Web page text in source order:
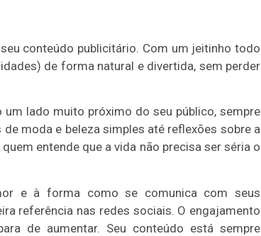
conteúdo publicitário. Com um jeitinho todo
de forma natural e divertida, sem perder
lado muito próximo do seu público, sempre
moda e beleza simples até reflexões sobre a
entende que a vida não precisa ser séria o
e à forma como se comunica com seus
referência nas redes sociais. O engajamento
de aumentar. Seu conteúdo está sempre